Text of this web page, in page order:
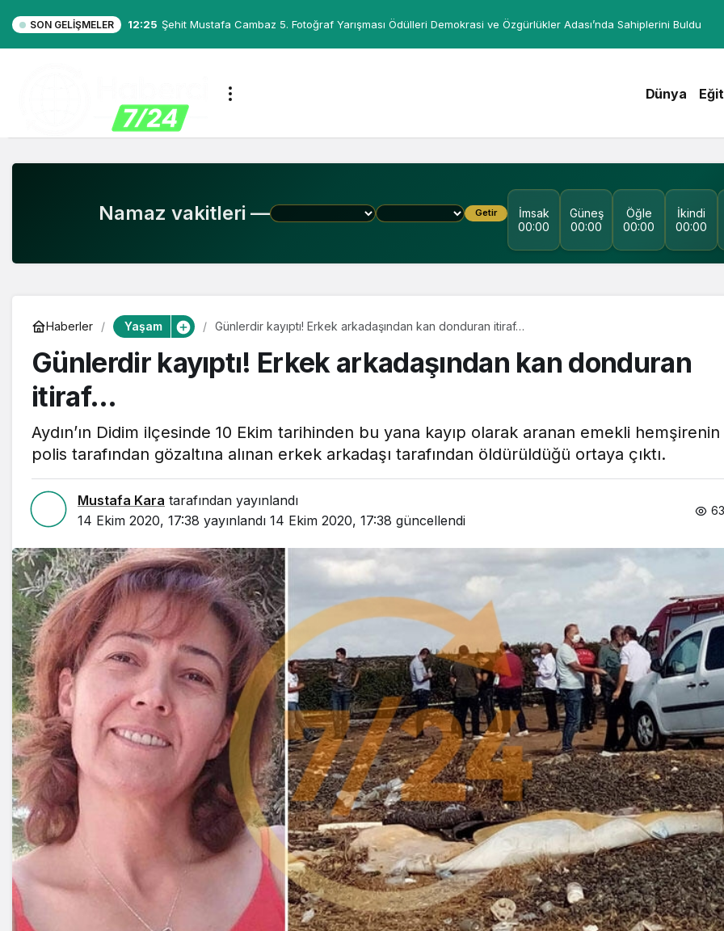
SON GELIŞMELER 12:25 Şehit Mustafa Cambaz 5. Fotoğraf Yarışması Ödülleri Demokrasi ve Özgürlükler Adası’nda Sahiplerini Buldu
Dünya
Namaz vakitleri — Getir
İmsak
00:00
Güneş
00:00
Öğle
00:00
İkindi
00:00
Haberler Yaşam Günlerdir kayıptı! Erkek arkadaşından kan donduran itiraf…
Günlerdir kayıptı! Erkek arkadaşından kan donduran
itiraf…
Aydın’ın Didim ilçesinde 10 Ekim tarihinden bu yana kayıp olarak aranan emekli hemşirenin
polis tarafından gözaltına alınan erkek arkadaşı tarafından öldürüldüğü ortaya çıktı.
Mustafa Kara tarafından yayınlandı
14 Ekim 2020, 17:38 yayınlandı 14 Ekim 2020, 17:38 güncellendi